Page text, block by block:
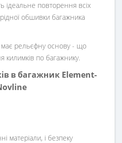
ідеальне повторення всіх
обшивки багажника
має рельєфну основу - що
килимків по багажнику.
в багажник Element-
матеріали, і безпеку